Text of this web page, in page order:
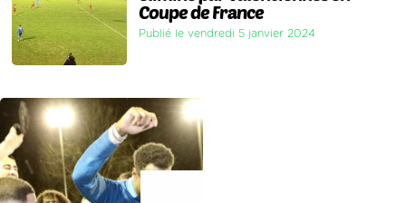
Coupe de France
Publié le vendredi 5 janvier 2024